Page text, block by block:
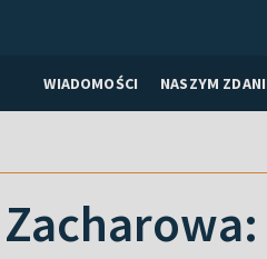
WIADOMOŚCI NASZYM